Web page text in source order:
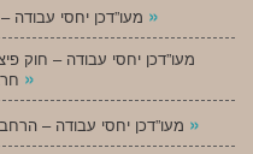
»
»
»